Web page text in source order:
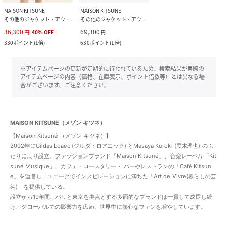
MAISON KITSUNE
その他のジャケット・アウター
36,300 円 40%OFF
330ポイント(1倍)
MAISON KITSUNE
その他のジャケット・アウター
69,300 円
630ポイント(1倍)
※アイテムページの更新が定期的に行われているため、検索結果が実際の
アイテムページの内容（価格、在庫表示、ポイント倍数等）とは異なる場
合がございます。ご注意ください。
MAISON KITSUNE（メゾン キツネ）
【Maison Kitsuné （メゾン キツネ）】
2002年にGildas Loaëc (ジルダ・ロアエック) とMasaya Kuroki (黒木理也) のふ
たりにより設立。ファッションブランド「Maison Kitsuné」、⾳楽レーベル「Kit
suné Musique」、カフェ・ロースタリー・ バーやレストランの「Café Kitsun
é」を運営し、ユニークでインスピレーションに満ちた「Art de Vivre(暮らしの芸
術)」を提供している。
設立から19年間、パリと東京を拠点とする多面的なブランドは一貫して成長し続
け、グローバルでの影響⼒を広め、世界中に熱心なファンを増やしています。